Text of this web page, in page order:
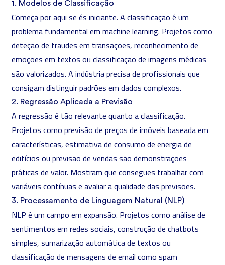
1. Modelos de Classificação
Começa por aqui se és iniciante. A classificação é um
problema fundamental em machine learning. Projetos como
deteção de fraudes em transações, reconhecimento de
emoções em textos ou classificação de imagens médicas
são valorizados. A indústria precisa de profissionais que
consigam distinguir padrões em dados complexos.
2. Regressão Aplicada a Previsão
A regressão é tão relevante quanto a classificação.
Projetos como previsão de preços de imóveis baseada em
características, estimativa de consumo de energia de
edifícios ou previsão de vendas são demonstrações
práticas de valor. Mostram que consegues trabalhar com
variáveis contínuas e avaliar a qualidade das previsões.
3. Processamento de Linguagem Natural (NLP)
NLP é um campo em expansão. Projetos como análise de
sentimentos em redes sociais, construção de chatbots
simples, sumarização automática de textos ou
classificação de mensagens de email como spam